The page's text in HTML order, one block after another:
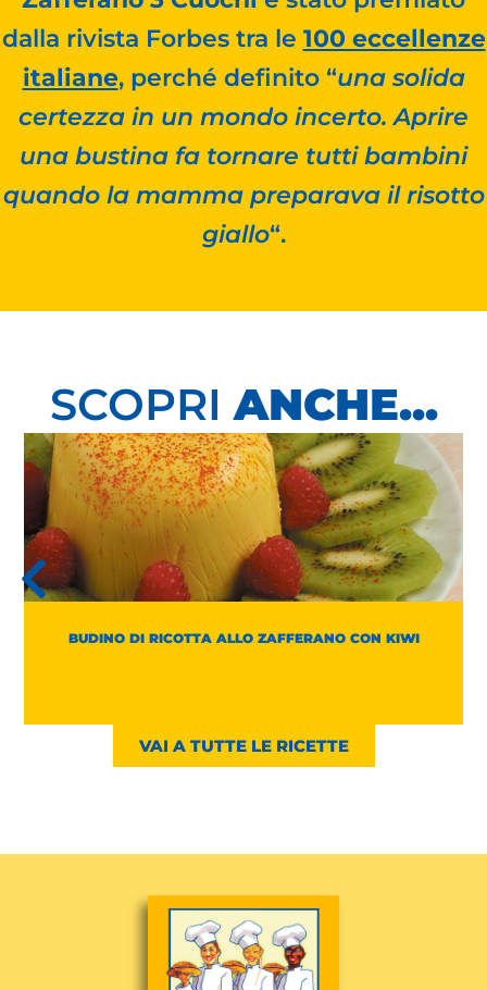
dalla rivista Forbes tra le 100 eccellenze
italiane, perché definito “una solida
certezza in un mondo incerto. Aprire
una bustina fa tornare tutti bambini
quando la mamma preparava il risotto
giallo“.
SCOPRIANCHE...
BUDINO DI RICOTTA ALLO ZAFFERANO CON KIWI
VAI A TUTTE LE RICETTE